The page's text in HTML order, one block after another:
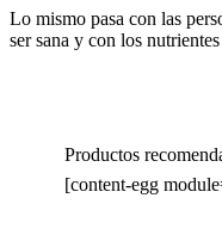
Lo mismo pasa con las
ser sana y con los
Productos
[content-egg